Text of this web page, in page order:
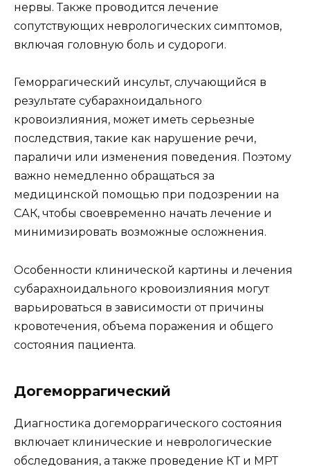
нервы. Также проводится лечение
сопутствующих неврологических симптомов,
включая головную боль и судороги.
Геморрагический инсульт, случающийся в
результате субарахноидального
кровоизлияния, может иметь серьезные
последствия, такие как нарушение речи,
параличи или изменения поведения. Поэтому
важно немедленно обращаться за
медицинской помощью при подозрении на
САК, чтобы своевременно начать лечение и
минимизировать возможные осложнения.
Особенности клинической картины и лечения
субарахноидального кровоизлияния могут
варьироваться в зависимости от причины
кровотечения, объема поражения и общего
состояния пациента.
Догеморрагический
Диагностика догеморрагического состояния
включает клинические и неврологические
обследования, а также проведение КТ и МРТ